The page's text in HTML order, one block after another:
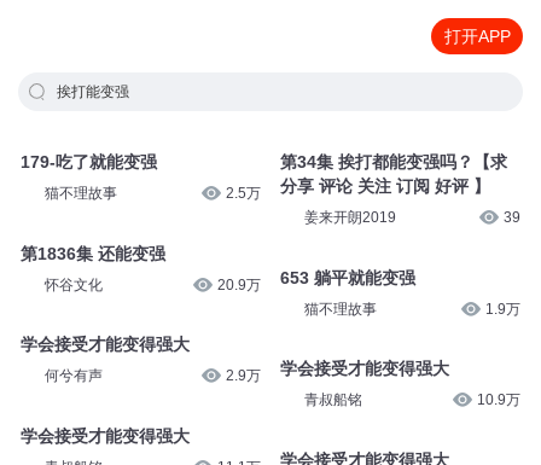
打开APP
挨打能变强
179-吃了就能变强
猫不理故事 2.5万
第1836集 还能变强
怀谷文化 20.9万
学会接受才能变得强大
何兮有声 2.9万
学会接受才能变得强大
第34集 挨打都能变强吗？【求
分享 评论 关注 订阅 好评 】
姜来开朗2019 39
653 躺平就能变强
猫不理故事 1.9万
学会接受才能变得强大
青叔船铭 10.9万
学会接受才能变得强大